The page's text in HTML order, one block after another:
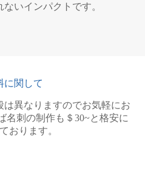
いインパクトです。
に関して
異なりますのでお気軽にお
名刺の制作も＄30~と格安に
おります。